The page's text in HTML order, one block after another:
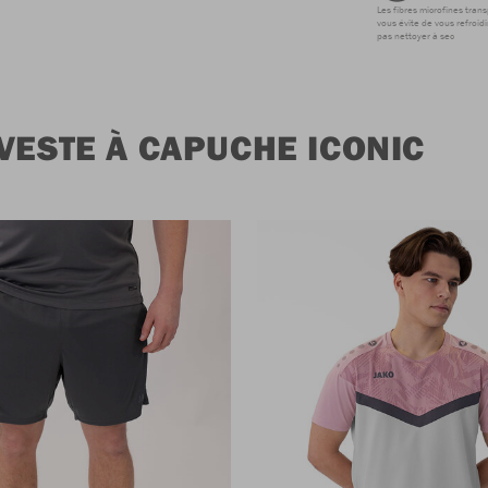
Les fibres microfines
vous évite de vous
pas nettoyer à sec
À CAPUCHE ICONIC